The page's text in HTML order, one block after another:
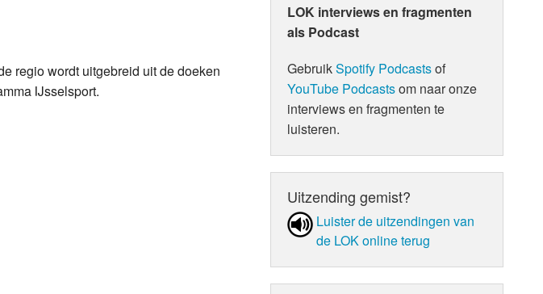
regio wordt uitgebreid uit de doeken
IJsselsport.
LOK interviews en fragmenten
als Podcast
GebruikSpotify Podcastsof
YouTube Podcastsom naar onze
interviews en fragmenten te
luisteren.
Uitzending gemist?
Luister de uit­zen­din­gen van
de LOK online terug